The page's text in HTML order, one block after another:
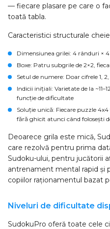
— fiecare plasare pe care o
toată tabla.
Caracteristici structurale
Dimensiunea grilei: 4 rânduri × 4
Boxe: Patru subgrile de 2×2,
Setul de numere: Doar cifrele 1,
Indicii inițiali: Varietate de la
funcție de dificultate
Soluție unică: Fiecare puzzle
fără ghicit atunci când folosești
Deoarece grila este mică,
care rezolvă pentru prima
Sudoku-ului, pentru jucătorii
antrenament mental rapid și
copiilor raționamentul bazat
Niveluri de dificultate
SudokuPro oferă toate cele